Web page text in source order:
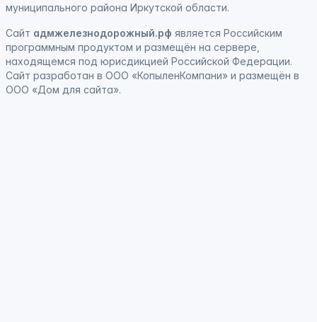
муниципального района Иркутской области.
Сайт адмжелезнодорожный.рф является Российским
программным продуктом и размещён на сервере,
находящемся под юрисдикцией Российской Федерации.
Сайт разработан в ООО «КопыленКомпани» и размещён в
ООО «Дом для сайта».